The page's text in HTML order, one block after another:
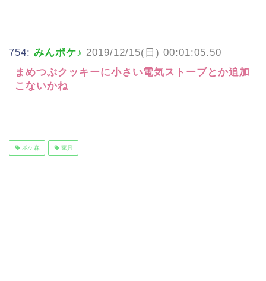
754: みんポケ♪ 2019/12/15(日) 00:01:05.50
まめつぶクッキーに小さい電気ストーブとか追加
こないかね
ポケ森 家具